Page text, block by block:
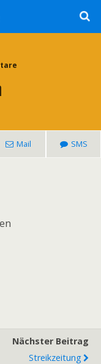
Mail SMS
Nächster Beitrag
Streikzeitung